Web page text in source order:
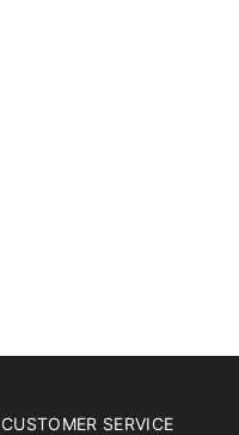
CUSTOMER SERVICE